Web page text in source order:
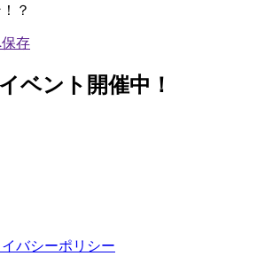
？
ベント開催中！
バシーポリシー